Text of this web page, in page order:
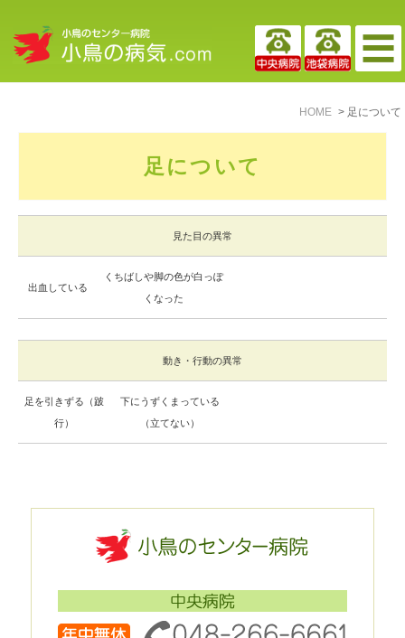
HOME 足について
足について
見た目の異常
出血している
くちばしや脚の色が白っぽ
くなった
動き・行動の異常
足を引きずる（跛
行）
下にうずくまっている
（立てない）